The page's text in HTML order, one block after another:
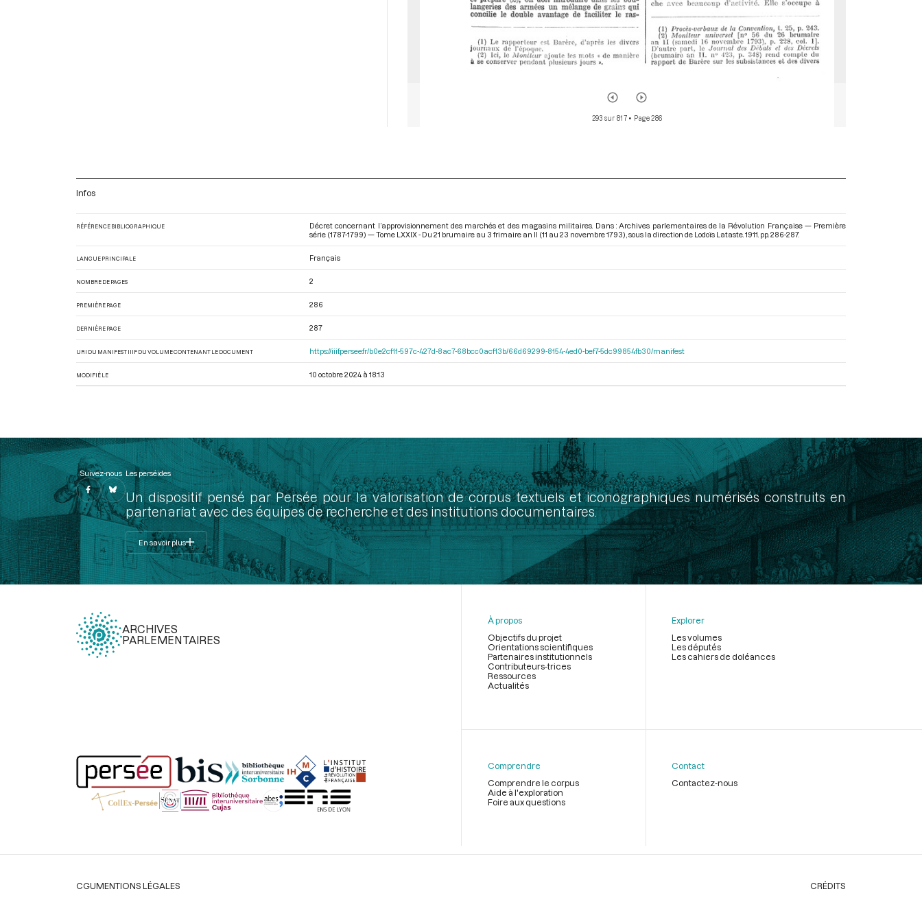
293 sur 817• Page 286
Infos
RÉFÉRENCE BIBLIOGRAPHIQUE
Décret concernant l’approvisionnement des marchés et des magasins militaires. Dans : Archives parlementaires de la Révolution Française — Première
série (1787-1799) — Tome LXXIX - Du 21 brumaire au 3 frimaire an II (11 au 23 novembre 1793) , sous la direction de Lodoïs Lataste. 1911. pp. 286-287.
LANGUE PRINCIPALE Français
NOMBRE DE PAGES 2
PREMIÈRE PAGE 286
DERNIÈRE PAGE 287
URI DU MANIFEST IIIF DU VOLUME CONTENANT LE DOCUMENT https://iiif.persee.fr/b0e2cf11-597c-427d-8ac7-68bcc0acf13b/66d69299-8154-4ed0-bef7-5dc99854fb30/manifest
MODIFIÉ LE 10 octobre 2024 à 18:13
Suivez-nous Les perséides
Un dispositif pensé par Persée pour la valorisation de corpus textuels et iconographiques numérisés construits en
partenariat avec des équipes de recherche et des institutions documentaires.
En savoir plus
ARCHIVES
PARLEMENTAIRES
page
À propos
Objectifs du projet
Orientations scientifiques
Partenaires institutionnels
Contributeurs-trices
Ressources
Actualités
Explorer
Les volumes
Les députés
Les cahiers de doléances
Comprendre
Comprendre le corpus
Aide à l'exploration
Foire aux questions
Contact
Contactez-nous
Légal
CGUMENTIONS LÉGALES CRÉDITS